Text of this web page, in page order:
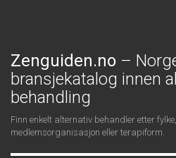
Zenguiden.no –
bransjekatalog innen
behandling
Finn enkelt alternativ behandler etter
medlemsorganisasjon eller terapiform.